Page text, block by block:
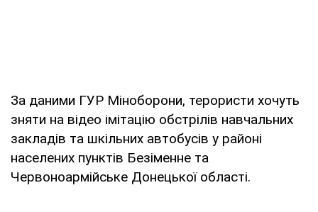
За даними ГУР Міноборони, терористи хочуть
зняти на відео імітацію обстрілів навчальних
закладів та шкільних автобусів у районі
населених пунктів Безіменне та
Червоноармійське Донецької області.